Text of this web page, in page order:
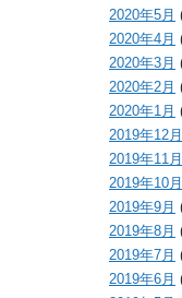
2020年5月
2020年4月
2020年3月
2020年2月
2020年1月
2019年12月
2019年11月
2019年10月
2019年9月
2019年8月
2019年7月
2019年6月